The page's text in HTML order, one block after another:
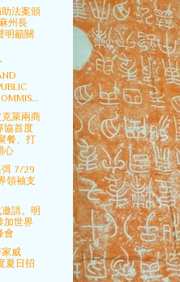
法案頒
州長
明籲關
萊兩商
協首度
餐、打
心
弭 7/29
領袖支
請。明
加世界
會
威
夏日招